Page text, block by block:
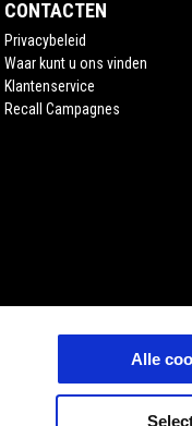
Alle
CONTACTEN
Privacybeleid
Waar kunt u ons vinden
Klantenservice
Recall Campagnes